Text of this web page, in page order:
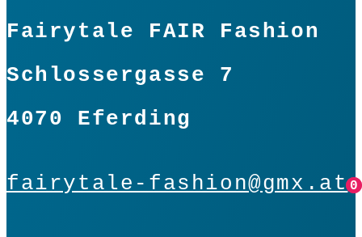
0
0
Fairytale FAIR Fashion
Schlossergasse 7
4070 Eferding
fairytale-fashion@gmx.at